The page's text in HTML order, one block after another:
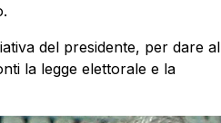
del presidente, per dare al
la legge elettorale e la